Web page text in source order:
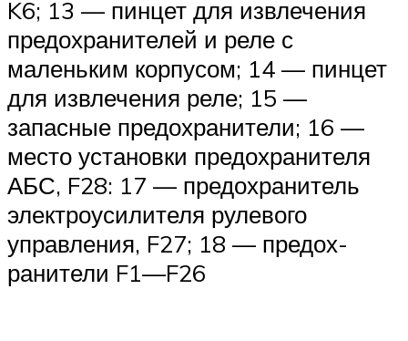
K6; 13 — пинцет для извлечения
предохранителей и реле с
маленьким кор­пусом; 14 — пинцет
для извлечения реле; 15 —
запасные предохранители; 16 —
ме­сто установки предохранителя
АБС, F28: 17 — предохранитель
электроусилителя рулевого
управления, F27; 18 — предох­
ранители F1—F26